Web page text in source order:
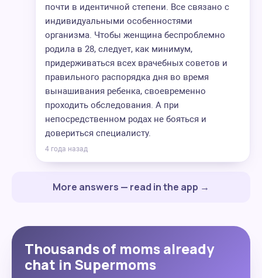
почти в идентичной степени. Все связано с
индивидуальными особенностями
организма. Чтобы женщина беспроблемно
родила в 28, следует, как минимум,
придерживаться всех врачебных советов и
правильного распорядка дня во время
вынашивания ребенка, своевременно
проходить обследования. А при
непосредственном родах не бояться и
довериться специалисту.
4 года назад
More answers — read in the app →
Thousands of moms already
chat in Supermoms